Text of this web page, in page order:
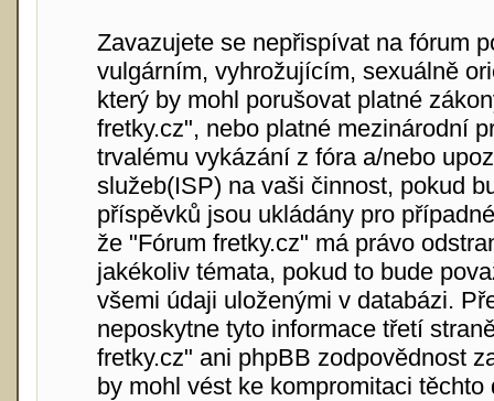
Zavazujete se nepřispívat na fórum
vulgárním, vyhrožujícím, sexuálně
který by mohl porušovat platné
fretky.cz", nebo platné mezinárodní
trvalému vykázání z fóra a/nebo
služeb(ISP) na vaši činnost, pokud
příspěvků jsou ukládány pro
že "Fórum fretky.cz" má právo
jakékoliv témata, pokud to bude
všemi údaji uloženými v databázi.
neposkytne tyto informace třetí
fretky.cz" ani phpBB zodpovědnost
by mohl vést ke kompromitaci těchto